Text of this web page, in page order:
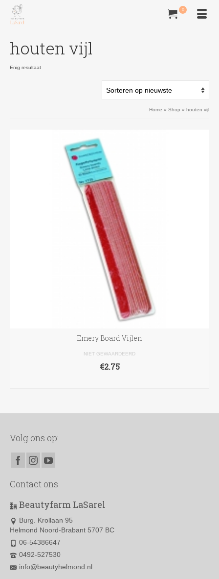
0
houten vijl
Enig resultaat
Home » Shop » houten vijl
Emery Board Vijlen
NIET GEWAARDEERD
€2.75
Volg ons op:
Contact ons
Beautyfarm LaSarel
Burg. Krollaan 95
Helmond Noord-Brabant 5707 BC
06-54386647
0492-527530
info@beautyhelmond.nl